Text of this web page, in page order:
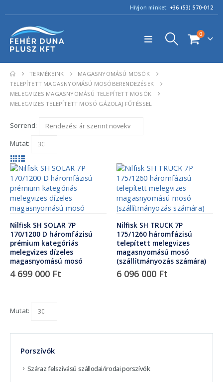
Hívjon minket: +36 (53) 570-012
0
TERMÉKEINK
MAGASNYOMÁSÚ MOSÓK
TELEPÍTETT MAGASNYOMÁSÚ MOSÓBERENDEZÉSEK
MELEGVIZES MAGASNYOMÁSÚ TELEPÍTETT MOSÓK
MELEGVIZES TELEPÍTETT MOSÓ GÁZOLAJ FŰTÉSSEL
Sorrend:
Mutat:
Nilfisk SH SOLAR 7P
170/1200 D háromfázisú
prémium kategóriás
melegvizes dízeles
magasnyomású mosó
4 699 000 Ft
Nilfisk SH TRUCK 7P
175/1260 háromfázisú
telepített melegvizes
magasnyomású mosó
(szállítmányozás számára)
6 096 000 Ft
Mutat:
Porszívók
Száraz felszívású szállodai/irodai porszívók